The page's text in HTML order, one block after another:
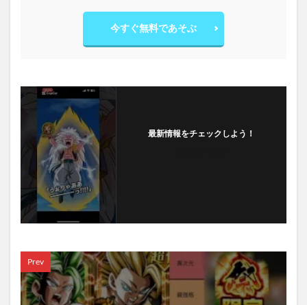
今すぐ無料であそぶ
最新情報をチェックしよう！
Prev